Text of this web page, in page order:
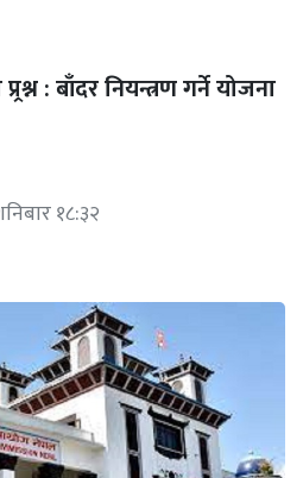
: बाँदर नियन्त्रण गर्ने योजना
१८:३२